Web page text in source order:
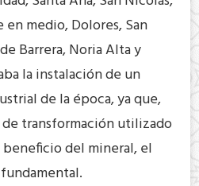
en medio, Dolores, San
Barrera, Noria Alta y
la instalación de un
de la época, ya que,
transformación utilizado
del mineral, el